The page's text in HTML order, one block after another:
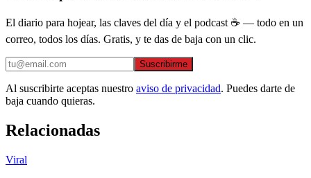
El diario para hojear, las claves del día y el podcast ☕ — todo en un
correo, todos los días. Gratis, y te das de baja con un clic.
Suscribirme
Al suscribirte aceptas nuestro aviso de privacidad. Puedes darte de
baja cuando quieras.
Relacionadas
Viral